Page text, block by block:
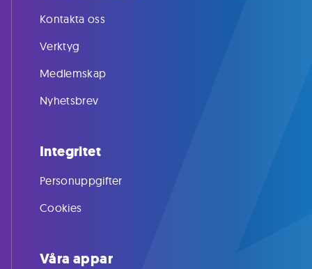
Kontakta oss
Verktyg
Medlemskap
Nyhetsbrev
Integritet
Personuppgifter
Cookies
Våra appar